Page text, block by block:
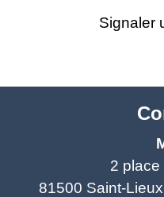
Signaler
2 place
81500 Saint-